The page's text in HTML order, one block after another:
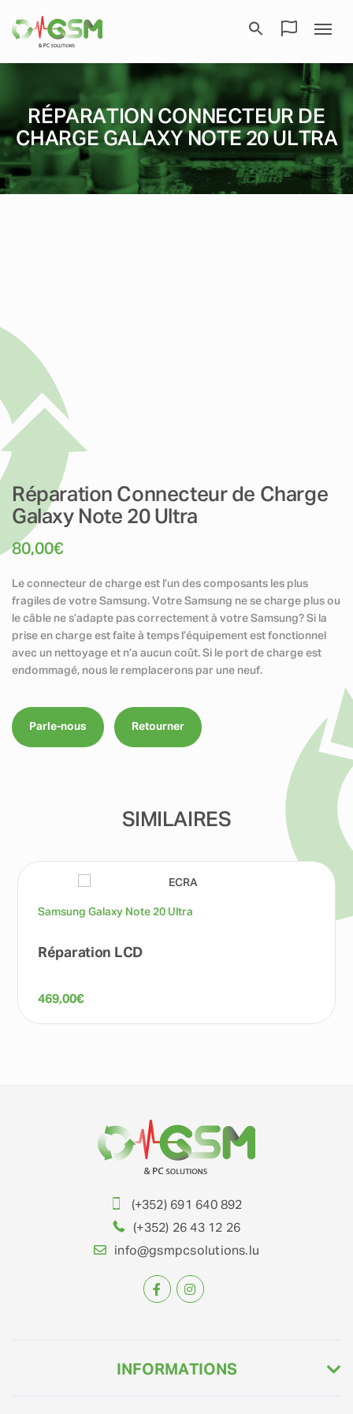
RÉPARATION CONNECTEUR DE
CHARGE GALAXY NOTE 20 ULTRA
Réparation Connecteur de Charge
Galaxy Note 20 Ultra
80,00€
Le connecteur de charge est l’un des composants les plus
fragiles de votre Samsung. Votre Samsung ne se charge plus ou
le câble ne s’adapte pas correctement à votre Samsung? Si la
prise en charge est faite à temps l’équipement est fonctionnel
avec un nettoyage et n’a aucun coût. Si le port de charge est
endommagé, nous le remplacerons par une neuf.
Parle-nous Retourner
SIMILAIRES
Samsung Galaxy Note 20 Ultra
Réparation LCD
469,00€
(+352) 691 640 892
(+352) 26 43 12 26
info@gsmpcsolutions.lu
INFORMATIONS